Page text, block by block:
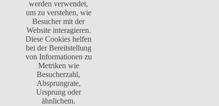
werden verwendet,
um zu verstehen, wie
Besucher mit der
Website interagieren.
Diese Cookies helfen
bei der Bereitstellung
von Informationen zu
Metriken wie
Besucherzahl,
Absprungrate,
Ursprung oder
ähnlichem.